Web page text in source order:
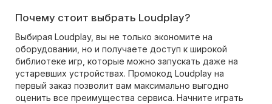
Почему стоит выбрать Loudplay?
Выбирая Loudplay, вы не только экономите на
оборудовании, но и получаете доступ к широкой
библиотеке игр, которые можно запускать даже на
устаревших устройствах. Промокод Loudplay на
первый заказ позволит вам максимально выгодно
оценить все преимущества сервиса. Начните играть